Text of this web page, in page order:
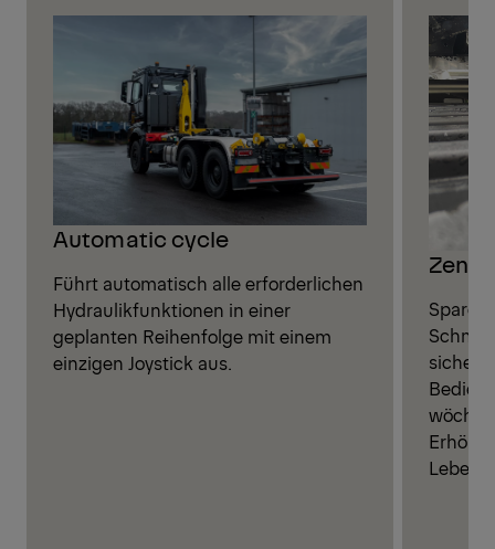
Automatic cycle
Führt automatisch alle erforderlichen
Hydraulikfunktionen in einer
geplanten Reihenfolge mit einem
einzigen Joystick aus.
Sparen